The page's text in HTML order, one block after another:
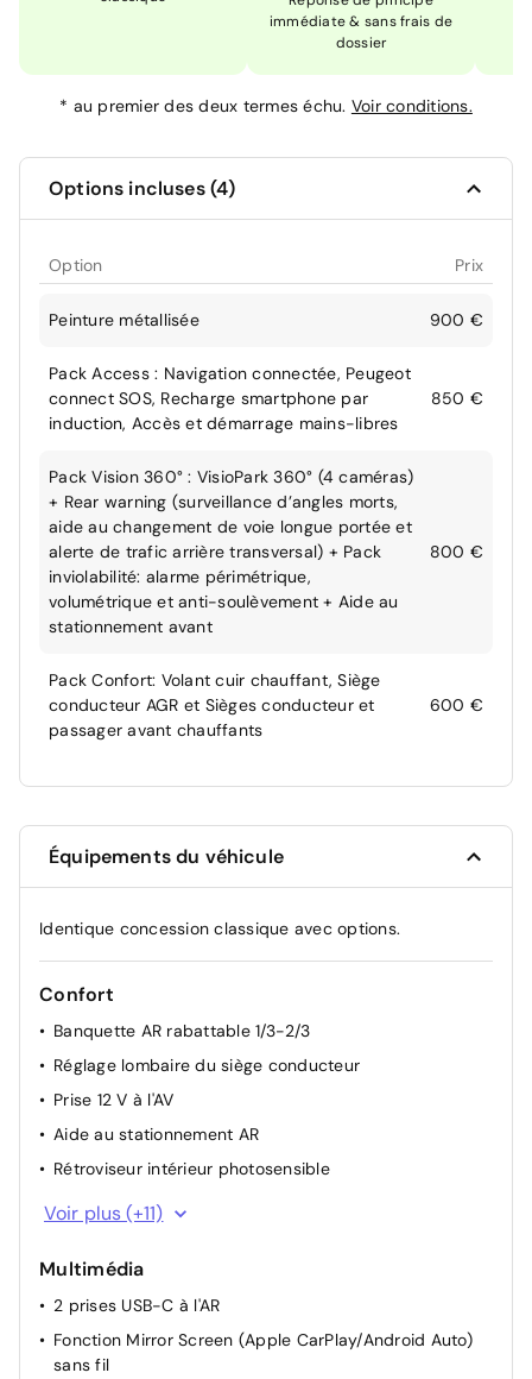
immédiate & sans frais de
dossier
* au premier des deux termes échu. Voir conditions.
Options incluses (4)
Option Prix
Peinture métallisée 900 €
Pack Access : Navigation connectée, Peugeot
connect SOS, Recharge smartphone par
induction, Accès et démarrage mains-libres
850 €
Pack Vision 360° : VisioPark 360° (4 caméras)
+ Rear warning (surveillance d’angles morts,
aide au changement de voie longue portée et
alerte de trafic arrière transversal) + Pack
inviolabilité: alarme périmétrique,
volumétrique et anti-soulèvement + Aide au
stationnement avant
800 €
Pack Confort: Volant cuir chauffant, Siège
conducteur AGR et Sièges conducteur et
passager avant chauffants
600 €
Équipements du véhicule
Identique concession classique avec options.
Confort
Banquette AR rabattable 1/3-2/3
Réglage lombaire du siège conducteur
Prise 12 V à l'AV
Aide au stationnement AR
Rétroviseur intérieur photosensible
Essuie-vitre AV à déclenchement automatique
Sélecteur mode de conduite Eco et Sport
Lève-vitres électriques AV/ AR et séquentiels avec
anti-pincement
Rétroviseurs extérieurs électriques, dégivrants et
Voir plus (+11)
Multimédia
2 prises USB-C à l'AR
Fonction Mirror Screen (Apple CarPlay/Android Auto)
sans fil